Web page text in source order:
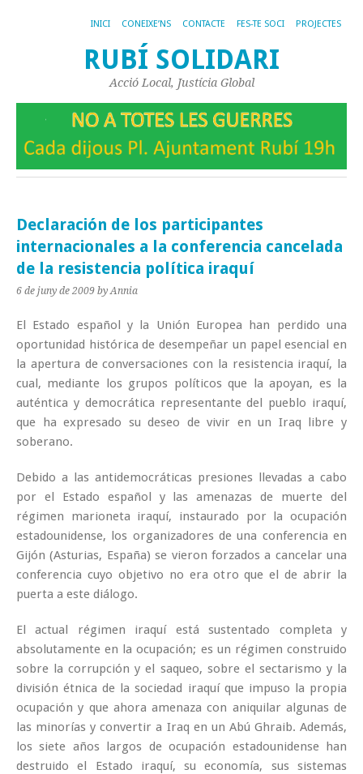
INICI CONEIXE’NS CONTACTE FES-TE SOCI PROJECTES
RUBÍ SOLIDARI
Acció Local, Justícia Global
Declaración de los participantes
internacionales a la conferencia cancelada
de la resistencia política iraquí
6 de juny de 2009 by Annia
El Estado español y la Unión Europea han perdido una
oportunidad histórica de desempeñar un papel esencial en
la apertura de conversaciones con la resistencia iraquí, la
cual, mediante los grupos políticos que la apoyan, es la
auténtica y democrática representante del pueblo iraquí,
que ha expresado su deseo de vivir en un Iraq libre y
soberano.
Debido a las antidemocráticas presiones llevadas a cabo
por el Estado español y las amenazas de muerte del
régimen marioneta iraquí, instaurado por la ocupación
estadounidense, los organizadores de una conferencia en
Gijón (Asturias, España) se vieron forzados a cancelar una
conferencia cuyo objetivo no era otro que el de abrir la
puerta a este diálogo.
El actual régimen iraquí está sustentado completa y
absolutamente en la ocupación; es un régimen construido
sobre la corrupción y el saqueo, sobre el sectarismo y la
división étnica de la sociedad iraquí que impuso la propia
ocupación y que ahora amenaza con aniquilar algunas de
las minorías y convertir a Iraq en un Abú Ghraib. Además,
los siete años largos de ocupación estadounidense han
destruido el Estado iraquí, su economía, sus sistemas